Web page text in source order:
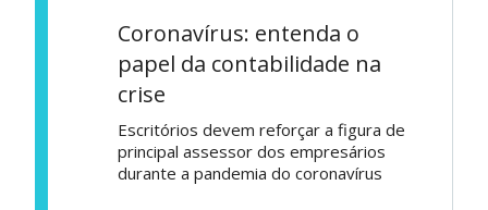
Coronavírus: entenda o
papel da contabilidade na
crise
Escritórios devem reforçar a figura de
principal assessor dos empresários
durante a pandemia do coronavírus